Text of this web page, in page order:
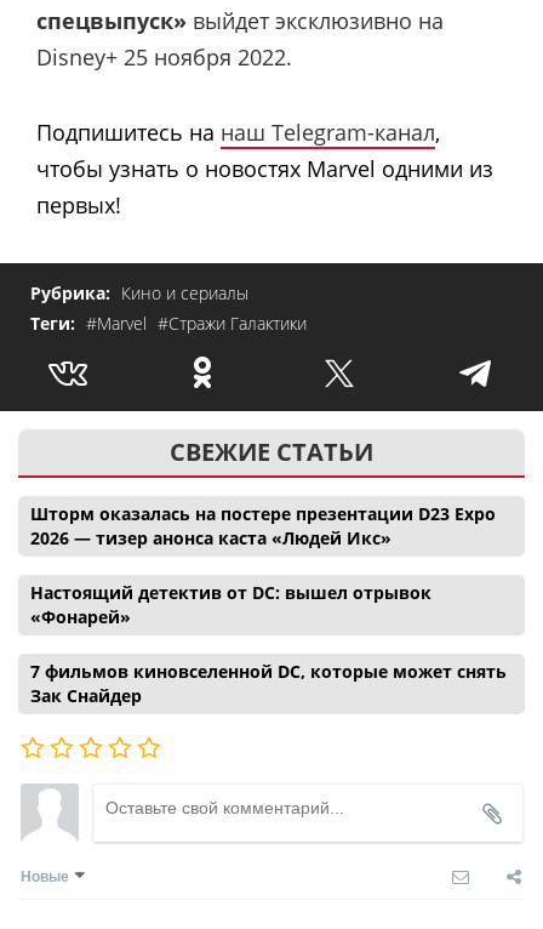
спецвыпуск» выйдет эксклюзивно на
Disney+ 25 ноября 2022.
Подпишитесь на наш Telegram-канал,
чтобы узнать о новостях Marvel одними из
первых!
Рубрика: Кино и сериалы
Теги: #Marvel #Стражи Галактики
СВЕЖИЕ СТАТЬИ
Шторм оказалась на постере презентации D23 Expo
2026 — тизер анонса каста «Людей Икс»
Настоящий детектив от DC: вышел отрывок
«Фонарей»
7 фильмов киновселенной DC, которые может снять
Зак Снайдер
Новые